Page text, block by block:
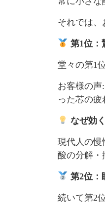
それでは、
第1位：
堂々の第1
お客様の声
った芯の疲
なぜ効
現代人の慢
酸の分解・
第2位：
続いて第2